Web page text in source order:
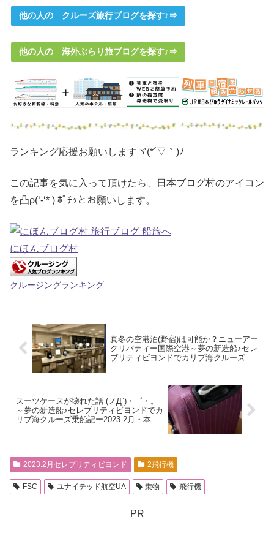
他の人の クルーズ旅行ブログを探す♪⇒
他の人の 海外ぶらり旅ブログを探す♪⇒
ランキング応援お願いしますヾ(*´▽｀)ﾉ
この記事を気に入って頂けたら、日本ブログ村のアイコン
を凸ρ(‘-‘* ) ﾎﾟﾁｯとお願いします。
にほんブログ村
クルージングランキング
真冬の空港泊(野宿)は可能か？ニューアー
クリバティー国際空港～夢の新造船♪セレ
ブリティビヨンドでカリブ海クルーズ乗
スーツケースが壊れた話 (ノД`)・゜・。
～夢の新造船♪セレブリティビヨンドでカ
リブ海クルーズ乗船記ー2023.2月・本編
2023.2月セレブリティビヨンド 2飛行機
FSC ユナイテッド航空UA 乗物 飛行機
PR